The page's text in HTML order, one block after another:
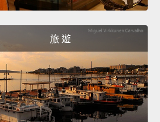
a color wheel and
value to create
monochromatic
to match.
最簡單的調和配色就
一顏色或色相。選一
旅 遊